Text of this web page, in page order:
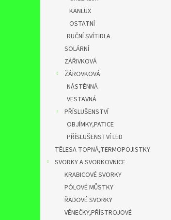
KANLUX
OSTATNÍ
RUČNÍ SVÍTIDLA
SOLÁRNÍ
ZÁŘIVKOVÁ
ŽÁROVKOVÁ
NÁSTĚNNÁ
VESTAVNÁ
PŘÍSLUŠENSTVÍ
OBJÍMKY,PATICE
PŘÍSLUŠENSTVÍ LED
TĚLESA TOPNÁ,TERMOPOJISTKY
SVORKY A SVORKOVNICE
KRABICOVÉ SVORKY
PÓLOVÉ MŮSTKY
ŘADOVÉ SVORKY
VĚNEČKY,PŘÍSTROJOVÉ